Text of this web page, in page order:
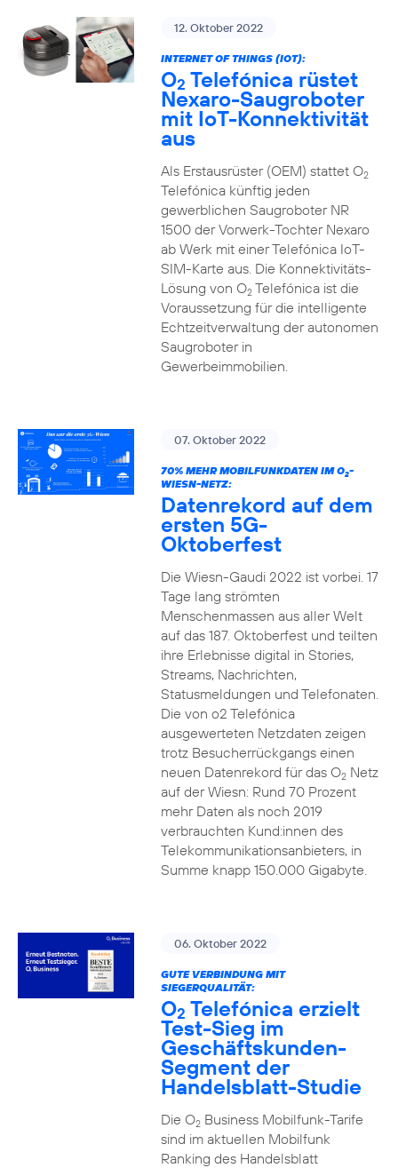
12. Oktober 2022
INTERNET OF THINGS (IOT):
O2 Telefónica rüstet
Nexaro-Saugroboter
mit IoT-Konnektivität
aus
Als Erstausrüster (OEM) stattet O2
Telefónica künftig jeden
gewerblichen Saugroboter NR
1500 der Vorwerk-Tochter Nexaro
ab Werk mit einer Telefónica IoT-
SIM-Karte aus. Die Konnektivitäts-
Lösung von O2Telefónica ist die
Voraussetzung für die intelligente
Echtzeitverwaltung der autonomen
Saugroboter in
Gewerbeimmobilien.
07. Oktober 2022
70% MEHR MOBILFUNKDATEN IM O2-
WIESN-NETZ:
Datenrekord auf dem
ersten 5G-
Oktoberfest
Die Wiesn-Gaudi 2022 ist vorbei. 17
Tage lang strömten
Menschenmassen aus aller Welt
auf das 187. Oktoberfest und teilten
ihre Erlebnisse digital in Stories,
Streams, Nachrichten,
Statusmeldungen und Telefonaten.
Die von o2 Telefónica
ausgewerteten Netzdaten zeigen
trotz Besucherrückgangs einen
neuen Datenrekord für das O2Netz
auf der Wiesn: Rund 70 Prozent
mehr Daten als noch 2019
verbrauchten Kund:innen des
Telekommunikationsanbieters, in
Summe knapp 150.000 Gigabyte.
06. Oktober 2022
GUTE VERBINDUNG MIT
SIEGERQUALITÄT:
O2 Telefónica erzielt
Test-Sieg im
Geschäftskunden-
Segment der
Handelsblatt-Studie
Die O2Business Mobilfunk-Tarife
sind im aktuellen Mobilfunk
Ranking des Handelsblatt